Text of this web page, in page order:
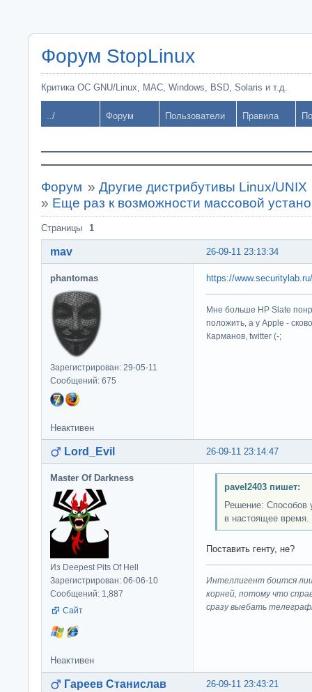
Форум StopLinux
Критика ОС GNU/Linux, MAC, Windows, BSD, Solaris и т.д.
../ Форум Пользователи Правила
Форум » Другие дистрибутивы Linux/UNIX
» Еще раз к возможности массовой
Страницы 1
26-09-11 23:13:34
mav
phantomas
Зарегистрирован: 29-05-11
Сообщений: 675
https://
Мне больше HP Slate
положить, а у Apple -
Карманов, twitter (-;
Неактивен
26-09-11 23:14:47
Lord_Evil
Master Of Darkness
Из Deepest Pits Of Hell
Зарегистрирован: 06-06-10
Сообщений: 1,887
Сайт
pavel2403 пишет:
Решение: Способов
в настоящее время.
Поставить генту, не?
Интеллигент боится
корней, потому что
сразу выeбaть
Неактивен
26-09-11 23:43:21
Гареев Станислав